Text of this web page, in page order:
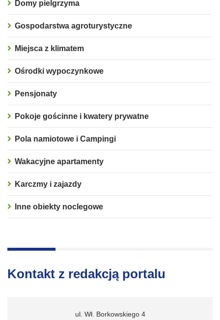
Domy pielgrzyma
Gospodarstwa agroturystyczne
Miejsca z klimatem
Ośrodki wypoczynkowe
Pensjonaty
Pokoje gościnne i kwatery prywatne
Pola namiotowe i Campingi
Wakacyjne apartamenty
Karczmy i zajazdy
Inne obiekty noclegowe
Kontakt z redakcją portalu
ul. Wł. Borkowskiego 4